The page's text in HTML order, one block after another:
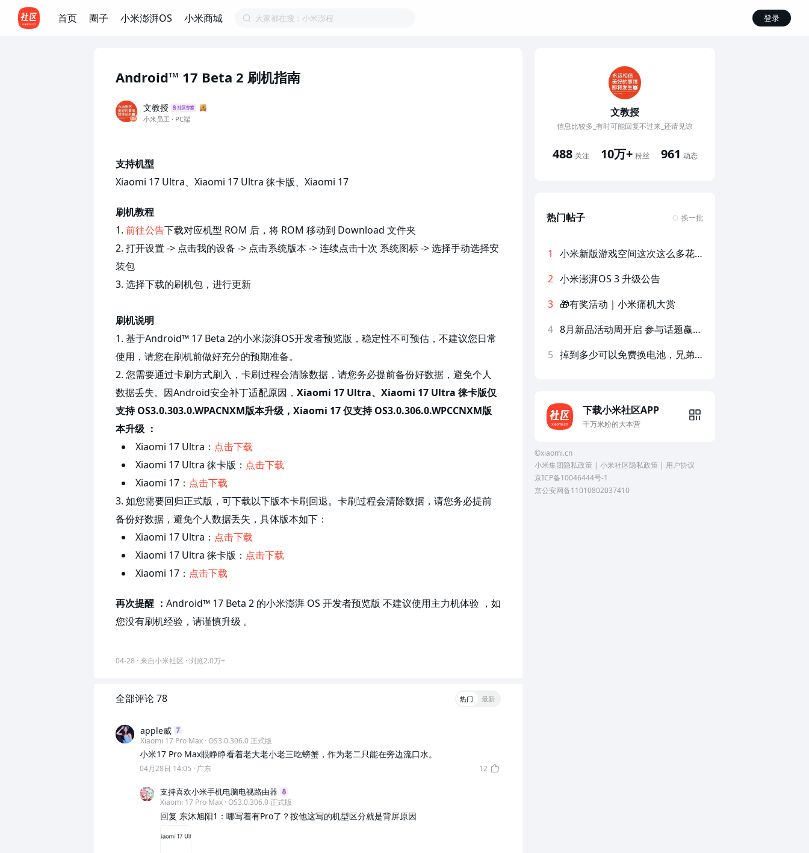
首页 圈子 小米澎湃OS 小米商城 大家都在搜：小米澎程 登录
Android™ 17 Beta 2 刷机指南
文教授
小米员工 · PC端
支持机型
Xiaomi 17 Ultra、Xiaomi 17 Ultra 徕卡版、Xiaomi 17
刷机教程
1. 前往公告下载对应机型 ROM 后，将 ROM 移动到 Download 文件夹
2. 打开设置 -> 点击我的设备 -> 点击系统版本 -> 连续点击十次 系统图标 -> 选择手动选择安
装包
3. 选择下载的刷机包，进行更新
刷机说明
1. 基于Android™ 17 Beta 2的小米澎湃OS开发者预览版，稳定性不可预估，不建议您日常
使用，请您在刷机前做好充分的预期准备。
2. 您需要通过卡刷方式刷入，卡刷过程会清除数据，请您务必提前备份好数据，避免个人
数据丢失。因Android安全补丁适配原因， Xiaomi 17 Ultra、Xiaomi 17 Ultra 徕卡版仅
支持 OS3.0.303.0.WPACNXM版本升级，Xiaomi 17 仅支持 OS3.0.306.0.WPCCNXM版
本升级 ：
Xiaomi 17 Ultra： 点击下载
Xiaomi 17 Ultra 徕卡版： 点击下载
Xiaomi 17： 点击下载
3. 如您需要回归正式版，可下载以下版本卡刷回退。卡刷过程会清除数据，请您务必提前
备份好数据，避免个人数据丢失，具体版本如下：
Xiaomi 17 Ultra： 点击下载
Xiaomi 17 Ultra 徕卡版： 点击下载
Xiaomi 17： 点击下载
再次提醒 ： Android™ 17 Beta 2 的小米澎湃 OS 开发者预览版 不建议使用主力机体验 ，如
您没有刷机经验，请谨慎升级 。
04-28 · 来自小米社区 · 浏览2.0万+
全部评论 78 热门 最新
apple威
Xiaomi 17 Pro Max · OS3.0.306.0 正式版
小米17 Pro Max眼睁睁看着老大老小老三吃螃蟹，作为老二只能在旁边流口水。
04月28日 14:05 · 广东 12
支持喜欢小米手机电脑电视路由器
Xiaomi 17 Pro Max · OS3.0.306.0 正式版
回复 东沐旭阳1：哪写着有Pro了？按他这写的机型区分就是背屏原因
文教授
信息比较多_有时可能回复不过来_还请见谅
488 关注 10万+ 粉丝 961 动态
热门帖子 换一批
1
小米新版游戏空间这次这么多花活？快来看看吧！
2 小米澎湃OS 3 升级公告
3 🎁有奖活动｜小米痛机大赏
4
8月新品活动周开启 参与话题赢好礼！
5
掉到多少可以免费换电池，兄弟们
下载小米社区APP
千万米粉的大本营
©xiaomi.cn
小米集团隐私政策 | 小米社区隐私政策 | 用户协议
京ICP备10046444号-1
京公安网备11010802037410